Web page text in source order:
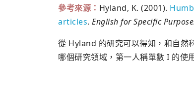
參考來源： Hyland, K. (2001).
articles. English for Specific
從 Hyland 的研究可以得知，和自然
哪個研究領域，第一人稱單數 I 的使